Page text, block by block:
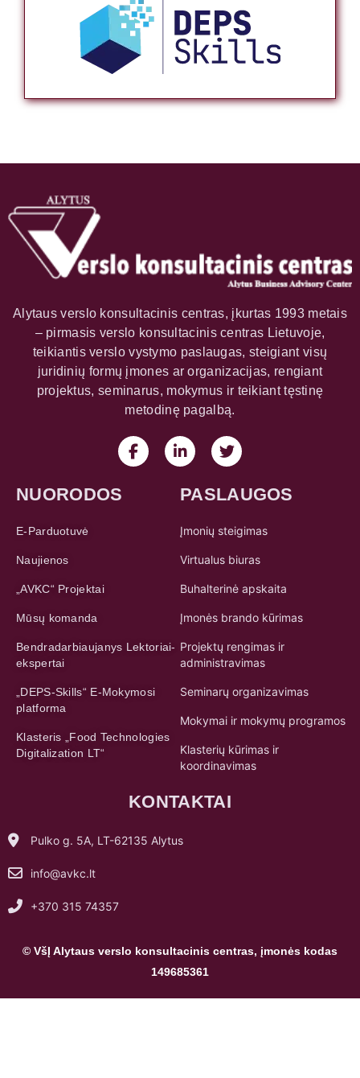
Alytaus verslo konsultacinis centras, įkurtas 1993 metais
– pirmasis verslo konsultacinis centras Lietuvoje,
teikiantis verslo vystymo paslaugas, steigiant visų
juridinių formų įmones ar organizacijas, rengiant
projektus, seminarus, mokymus ir teikiant tęstinę
metodinę pagalbą.
NUORODOS
E-Parduotuvė
Naujienos
„AVKC“ Projektai
Mūsų komanda
Bendradarbiaujanys Lektoriai-
ekspertai
„DEPS-Skills“ E-Mokymosi
platforma
Klasteris „Food Technologies
Digitalization LT“
PASLAUGOS
Įmonių steigimas
Virtualus biuras
Buhalterinė apskaita
Įmonės brando kūrimas
Projektų rengimas ir
administravimas
Seminarų organizavimas
Mokymai ir mokymų programos
Klasterių kūrimas ir
koordinavimas
KONTAKTAI
Pulko g. 5A, LT-62135 Alytus
info@avkc.lt
+370 315 74357
© VšĮ Alytaus verslo konsultacinis centras, įmonės kodas
149685361